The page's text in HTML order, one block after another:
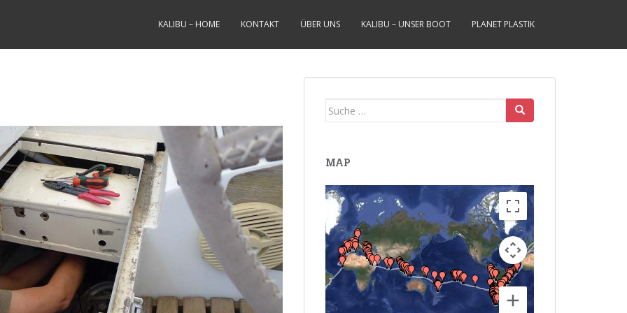
KALIBU – HOME KONTAKT ÜBER UNS KALIBU – UNSER BOOT PLANET PLASTIK
Suche
MAP